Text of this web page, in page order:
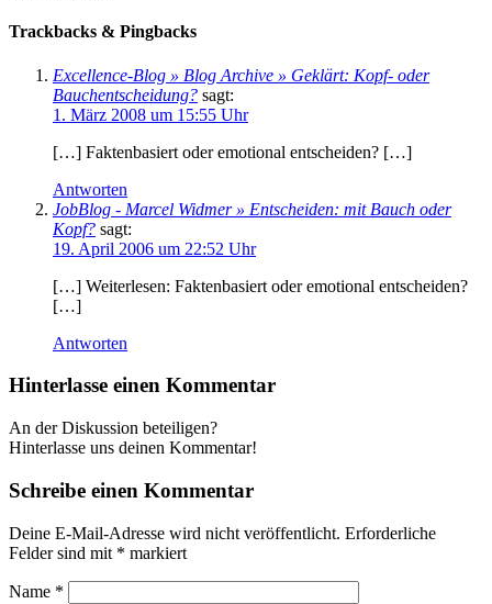
Trackbacks & Pingbacks
Excellence-Blog » Blog Archive » Geklärt: Kopf- oder
Bauchentscheidung? sagt:
1. März 2008 um 15:55 Uhr
[…] Faktenbasiert oder emotional entscheiden? […]
Antworten
JobBlog - Marcel Widmer » Entscheiden: mit Bauch oder
Kopf? sagt:
19. April 2006 um 22:52 Uhr
[…] Weiterlesen: Faktenbasiert oder emotional entscheiden?
[…]
Antworten
Hinterlasse einen Kommentar
An der Diskussion beteiligen?
Hinterlasse uns deinen Kommentar!
Schreibe einen Kommentar
Deine E-Mail-Adresse wird nicht veröffentlicht. Erforderliche
Felder sind mit * markiert
Name *